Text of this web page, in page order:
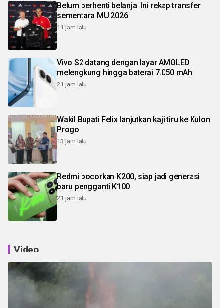
Belum berhenti belanja! Ini rekap transfer
sementara MU 2026
11 jam lalu
Vivo S2 datang dengan layar AMOLED
melengkung hingga baterai 7.050 mAh
21 jam lalu
Wakil Bupati Felix lanjutkan kaji tiru ke Kulon
Progo
13 jam lalu
Redmi bocorkan K200, siap jadi generasi
baru pengganti K100
21 jam lalu
Video